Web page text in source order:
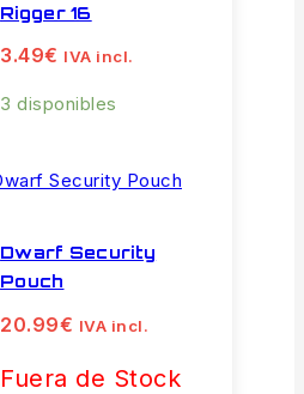
Rigger 16
3.49€ IVA incl.
3 disponibles
Dwarf Security
Pouch
20.99€ IVA incl.
Fuera de Stock